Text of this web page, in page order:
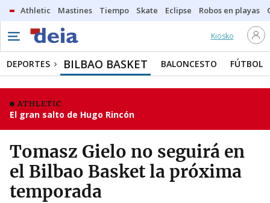
Athletic Mastines Tiempo Skate Eclipse Robos en playas
Kiosko
DEPORTES BILBAO BASKET BALONCESTO FÚTBOL
ATHLETIC
El gran salto de Hugo Rincón
Tomasz Gielo no seguirá en
el Bilbao Basket la próxima
temporada